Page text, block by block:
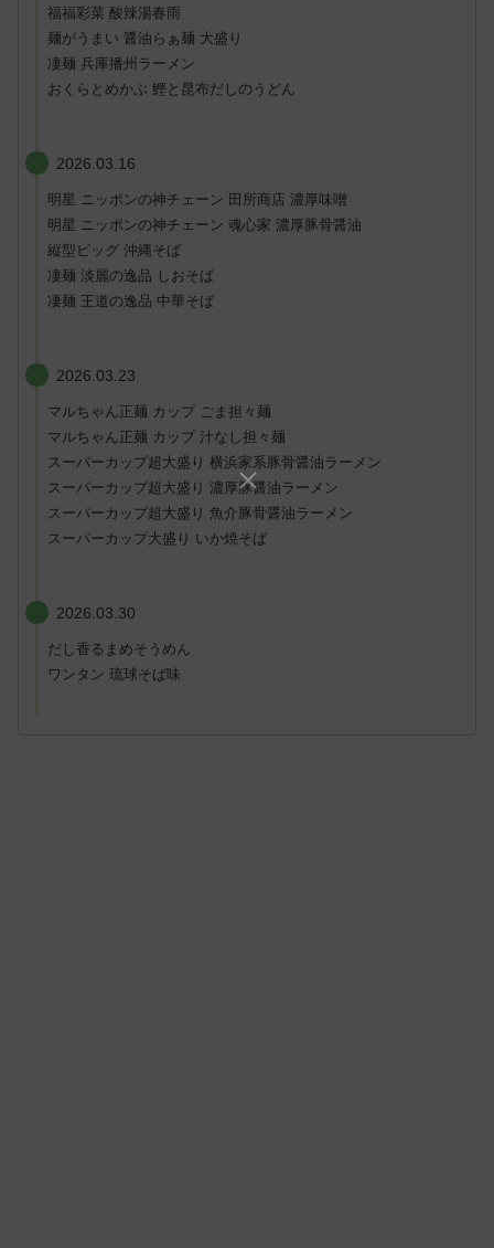
福福彩菜 酸辣湯春雨
麺がうまい 醤油らぁ麺 大盛り
凄麺 兵庫播州ラーメン
おくらとめかぶ 鰹と昆布だしのうどん
2026.03.16
明星 ニッポンの神チェーン 田所商店 濃厚味噌
明星 ニッポンの神チェーン 魂心家 濃厚豚骨醤油
縦型ビッグ 沖縄そば
凄麺 淡麗の逸品 しおそば
凄麺 王道の逸品 中華そば
2026.03.23
マルちゃん正麺 カップ ごま担々麺
マルちゃん正麺 カップ 汁なし担々麺
スーパーカップ超大盛り 横浜家系豚骨醤油ラーメン
スーパーカップ超大盛り 濃厚豚醤油ラーメン
スーパーカップ超大盛り 魚介豚骨醤油ラーメン
スーパーカップ大盛り いか焼そば
2026.03.30
だし香るまめそうめん
ワンタン 琉球そば味